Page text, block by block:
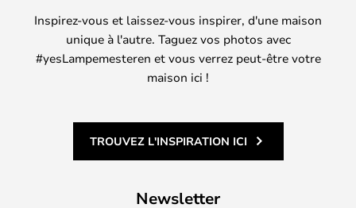
Inspirez-vous et laissez-vous inspirer, d'une maison
unique à l'autre. Taguez vos photos avec
#yesLampemesteren et vous verrez peut-être votre
maison ici !
TROUVEZ L'INSPIRATION ICI
Newsletter